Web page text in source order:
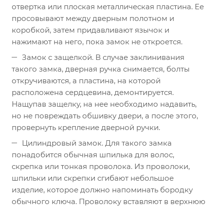
отвертка или плоская металлическая пластина. Ее
просовывают между дверным полотном и
коробкой, затем придавливают язычок и
нажимают на него, пока замок не откроется.
Замок с защелкой. В случае заклинивания
такого замка, дверная ручка снимается, болты
откручиваются, а пластина, на которой
расположена сердцевина, демонтируется.
Нащупав защелку, на нее необходимо надавить,
но не повреждать обшивку двери, а после этого,
провернуть крепление дверной ручки.
Цилиндровый замок. Для такого замка
понадобится обычная шпилька для волос,
скрепка или тонкая проволока. Из проволоки,
шпильки или скрепки сгибают небольшое
изделие, которое должно напоминать бородку
обычного ключа. Проволоку вставляют в верхнюю